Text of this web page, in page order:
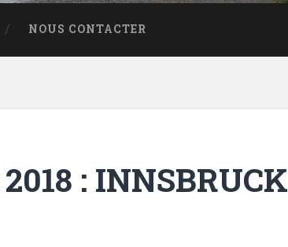
NOUS CONTACTER
: INNSBRUCK